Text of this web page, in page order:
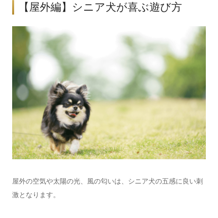
【屋外編】シニア犬が喜ぶ遊び方
屋外の空気や太陽の光、風の匂いは、シニア犬の五感に良い刺
激となります。